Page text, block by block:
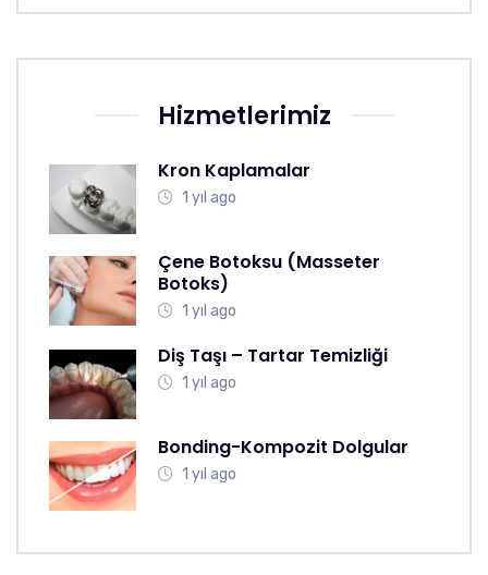
Hizmetlerimiz
Kron Kaplamalar
1 yıl ago
Çene Botoksu (Masseter
Botoks)
1 yıl ago
Diş Taşı – Tartar Temizliği
1 yıl ago
Bonding-Kompozit Dolgular
1 yıl ago